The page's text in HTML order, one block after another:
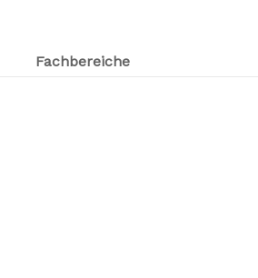
Fachbereiche